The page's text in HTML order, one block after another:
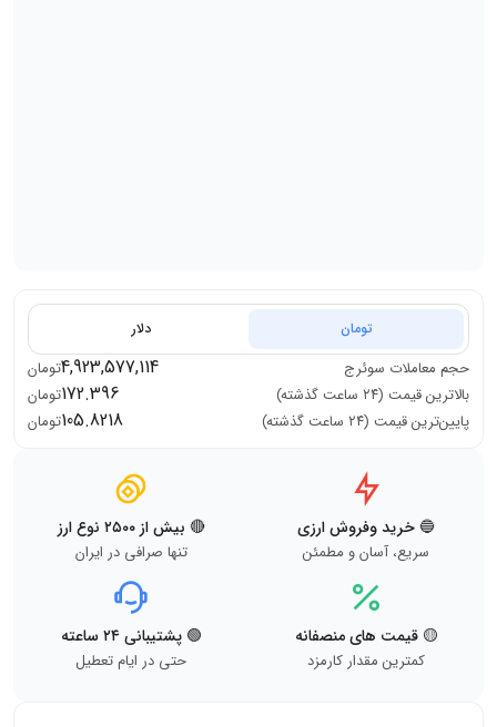
تومان دلار
حجم معاملات سوئرج 4,923,577,114تومان
بالاترین قیمت (۲۴ ساعت گذشته)
172.396تومان
پایین‌ترین قیمت (۲۴ ساعت گذشته)
105.8218تومان
🔵 خرید وفروش ارزی
سریع، آسان و مطمئن
🔴 بیش از ۲۵۰۰ نوع ارز
تنها صرافی در ایران
🟡 قیمت های منصفانه
کمترین مقدار کارمزد
🟢 پشتیبانی ۲۴ ساعته
حتی در ایام تعطیل